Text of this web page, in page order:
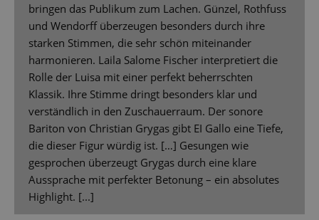
bringen das Publikum zum Lachen. Günzel, Rothfuss
und Wendorff überzeugen besonders durch ihre
starken Stimmen, die sehr schön miteinander
harmonieren. Laila Salome Fischer interpretiert die
Rolle der Luisa mit einer perfekt beherrschten
Klassik. Ihre Stimme dringt besonders klar und
verständlich in den Zuschauerraum. Der sonore
Bariton von Christian Grygas gibt EI Gallo eine Tiefe,
die dieser Figur würdig ist. […] Gesungen wie
gesprochen überzeugt Grygas durch eine klare
Aussprache mit perfekter Betonung – ein absolutes
Highlight. [...]